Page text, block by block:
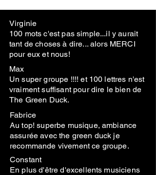
Virginie
100 mots c'est pas simple...il y aurait
tant de choses à dire... alors MERCI
pour eux et nous!
Max
Un super groupe !!!! et 100 lettres n'est
vraiment suffisant pour dire le bien de
The Green Duck.
Fabrice
Au top! superbe musique, ambiance
assurée avec the green duck je
recommande vivement ce groupe.
Constant
En plus d'être d'excellents musiciens